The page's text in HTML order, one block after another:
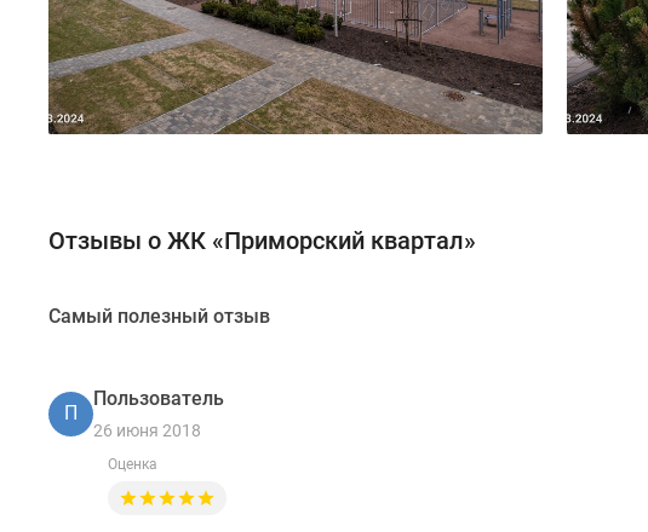
Отзывы о ЖК «Приморский квартал»
Самый полезный отзыв
П
Пользователь
26 июня 2018
Оценка